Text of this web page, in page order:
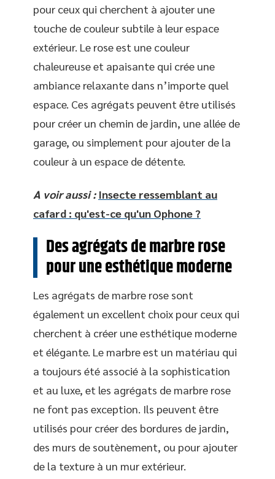
pour ceux qui cherchent à ajouter une
touche de couleur subtile à leur espace
extérieur. Le rose est une couleur
chaleureuse et apaisante qui crée une
ambiance relaxante dans n’importe quel
espace. Ces agrégats peuvent être utilisés
pour créer un chemin de jardin, une allée de
garage, ou simplement pour ajouter de la
couleur à un espace de détente.
A voir aussi : Insecte ressemblant au
cafard : qu'est-ce qu'un Ophone ?
Des agrégats de marbre rose
pour une esthétique moderne
Les agrégats de marbre rose sont
également un excellent choix pour ceux qui
cherchent à créer une esthétique moderne
et élégante. Le marbre est un matériau qui
a toujours été associé à la sophistication
et au luxe, et les agrégats de marbre rose
ne font pas exception. Ils peuvent être
utilisés pour créer des bordures de jardin,
des murs de soutènement, ou pour ajouter
de la texture à un mur extérieur.